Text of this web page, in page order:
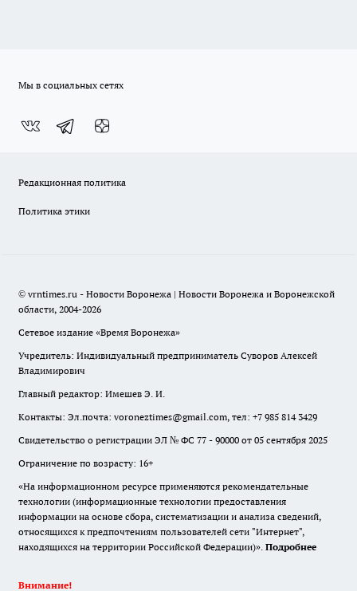
Мы в социальных сетях
Редакционная политика
Политика этики
© vrntimes.ru - Новости Воронежа | Новости Воронежа и Воронежской
области, 2004-2026
Сетевое издание «Время Воронежа»
Учредитель: Индивидуальный предприниматель Суворов Алексей
Владимирович
Главный редактор: Имешев Э. И.
Контакты: Эл.почта: voroneztimes@gmail.com, тел: +7 985 814 3429
Свидетельство о регистрации ЭЛ № ФС 77 - 90000 от 05 сентября 2025
Ограничение по возрасту: 16+
«На информационном ресурсе применяются рекомендательные
технологии (информационные технологии предоставления
информации на основе сбора, систематизации и анализа сведений,
относящихся к предпочтениям пользователей сети "Интернет",
находящихся на территории Российской Федерации)». Подробнее
Внимание!